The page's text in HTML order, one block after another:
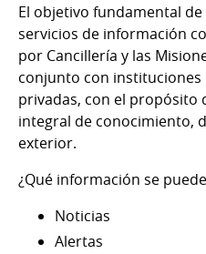
El objetivo fundamental de
servicios de información
por Cancillería y las
conjunto con instituciones
privadas, con el propósito
integral de conocimiento,
exterior.
¿Qué información se
Noticias
Alertas